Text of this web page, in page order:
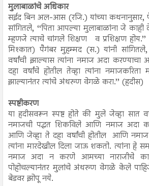
मुलाबाळांचे अधिकार
सईद बिन अल-आस (रजि.) यांच्या कथनानुसार,
सांगितले, ‘‘पिता आपल्या मुलाबाळांना जे काही
म्हणजे त्याचे चांगले शिक्षण व प्रशिक्षण
मिश्कात) पैगंबर मुहम्मद (स.) यांनी
वर्षांची झाल्यास त्यांना नमाज अदा
दहा वर्षांचे होतील तेव्हा त्यांना
झाल्यानंतर त्यांचे अंथरुण वेगळे करा.’’ (हदीस)
स्पष्टीकरण
या हदीसवरून स्पष्ट होते की मुले जेव्हा सात
नमाजची पद्धत शिकविले आणि नमाज अदा
आणि जेव्हा ते दहा वर्षांची होतील आणि
त्यांना मारदेखील दिला जाऊ शकतो. त्यांना हे
नमाज अदा न करणे आमच्या नाराजीचे
पोहोचल्यानंतर मुलांचे अंथरुण वेगळे केले
बेडवर झोपू नये.